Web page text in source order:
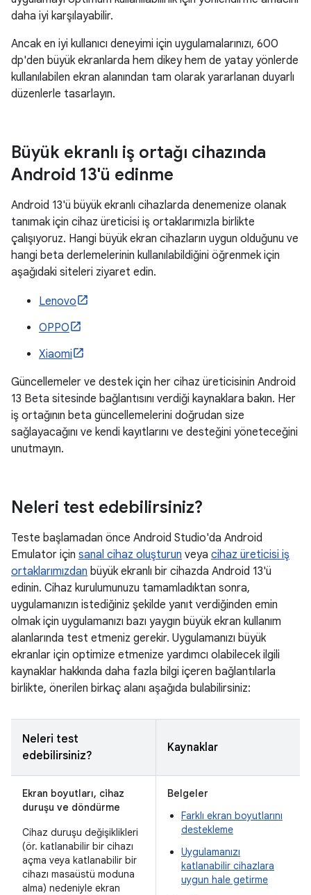
daha iyi karşılayabilir.
Ancak en iyi kullanıcı deneyimi için uygulamalarınızı, 600
dp'den büyük ekranlarda hem dikey hem de yatay yönlerde
kullanılabilen ekran alanından tam olarak yararlanan duyarlı
düzenlerle tasarlayın.
Büyük ekranlı iş ortağı cihazında
Android 13'ü edinme
Android 13'ü büyük ekranlı cihazlarda denemenize olanak
tanımak için cihaz üreticisi iş ortaklarımızla birlikte
çalışıyoruz. Hangi büyük ekran cihazların uygun olduğunu ve
hangi beta derlemelerinin kullanılabildiğini öğrenmek için
aşağıdaki siteleri ziyaret edin.
Lenovo
OPPO
Xiaomi
Güncellemeler ve destek için her cihaz üreticisinin Android
13 Beta sitesinde bağlantısını verdiği kaynaklara bakın. Her
iş ortağının beta güncellemelerini doğrudan size
sağlayacağını ve kendi kayıtlarını ve desteğini yöneteceğini
unutmayın.
Neleri test edebilirsiniz?
Teste başlamadan önce Android Studio'da Android
Emulator için sanal cihaz oluşturun veya cihaz üreticisi iş
ortaklarımızdan büyük ekranlı bir cihazda Android 13'ü
edinin. Cihaz kurulumunuzu tamamladıktan sonra,
uygulamanızın istediğiniz şekilde yanıt verdiğinden emin
olmak için uygulamanızı bazı yaygın büyük ekran kullanım
alanlarında test etmeniz gerekir. Uygulamanızı büyük
ekranlar için optimize etmenize yardımcı olabilecek ilgili
kaynaklar hakkında daha fazla bilgi içeren bağlantılarla
birlikte, önerilen birkaç alanı aşağıda bulabilirsiniz:
Neleri test
edebilirsiniz?
Kaynaklar
Ekran boyutları, cihaz
duruşu ve döndürme
Cihaz duruşu değişiklikleri
(ör. katlanabilir bir cihazı
açma veya katlanabilir bir
cihazı masaüstü moduna
alma) nedeniyle ekran
Belgeler
Farklı ekran boyutlarını
destekleme
Uygulamanızı
katlanabilir cihazlara
uygun hale getirme